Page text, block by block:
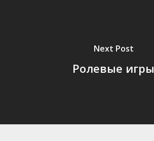
Next Post
Ролевые игры